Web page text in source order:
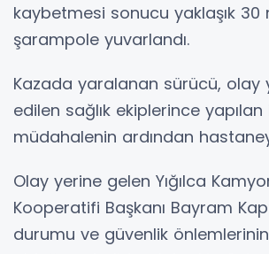
kaybetmesi sonucu yaklaşık 30
şarampole yuvarlandı.
Kazada yaralanan sürücü, olay
edilen sağlık ekiplerince yapılan
müdahalenin ardından
Olay yerine gelen Yığılca
Kooperatifi Başkanı Bayram
durumu ve güvenlik